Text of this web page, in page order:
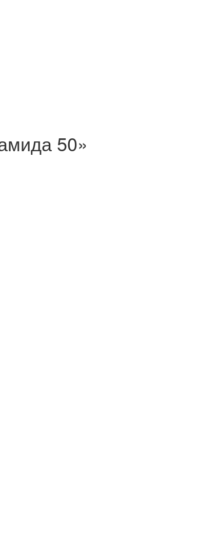
50»